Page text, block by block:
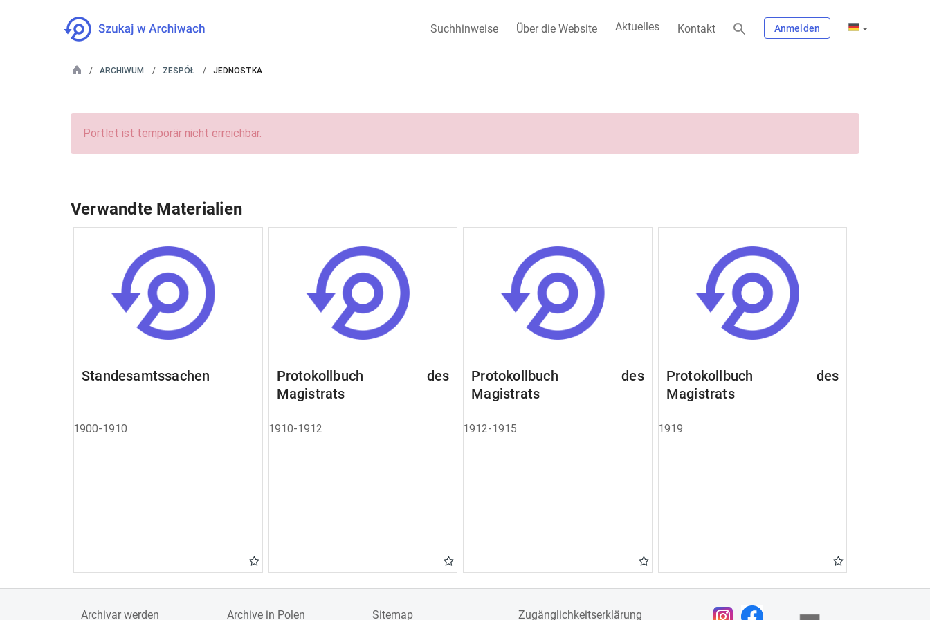
Suchhinweise Über die Website Aktuelles Kontakt Anmelden
ARCHIWUM ZESPÓŁ JEDNOSTKA
Portlet ist temporär nicht erreichbar.
Verwandte Materialien
Standesamtssachen
1900-1910
Protokollbuch des
Magistrats
1910-1912
Protokollbuch des
Magistrats
1912-1915
Protokollbuch des
Magistrats
1919
Archivar werden Archive in Polen Sitemap Zugänglichkeitserklärung